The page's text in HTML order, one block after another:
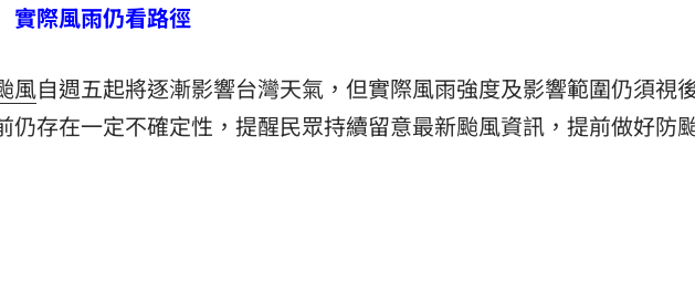
際風雨仍看路徑
風自週五起將逐漸影響台灣天氣，但實際風雨強度及影響範圍仍須視
仍存在一定不確定性，提醒民眾持續留意最新颱風資訊，提前做好防